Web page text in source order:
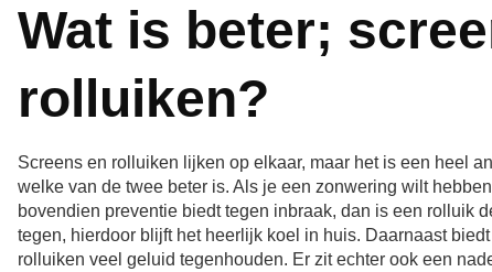
Wat is beter;
rolluiken?
Screens en rolluiken lijken op elkaar, maar het is een heel
welke van de twee beter is. Als je een zonwering wilt
bovendien preventie biedt tegen inbraak, dan is een rolluik
tegen, hierdoor blijft het heerlijk koel in huis. Daarnaast
rolluiken veel geluid tegenhouden. Er zit echter ook een